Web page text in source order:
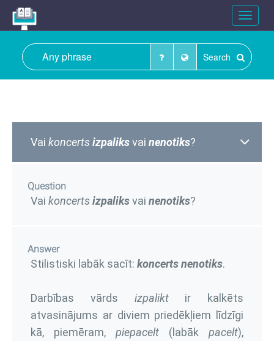
Toggle
Search
Vai koncertsizpaliksvai nenotiks?
Question
Vai koncertsizpaliksvai nenotiks?
Answer
Stilistiski labāk sacīt: koncertsnenotiks.
Darbības vārds izpaliktir kalkēts
atvasinājums ar diviem priedēkļiem līdzīgi
kā, piemēram, piepacelt (labāk pacelt),